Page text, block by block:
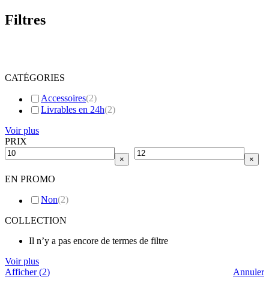
Filtres
CATÉGORIES
Accessoires(2)
Livrables en 24h(2)
Voir plus
PRIX
× ×
EN PROMO
Non(2)
COLLECTION
Il n’y a pas encore de termes de filtre
Voir plus
Afficher(2) Annuler